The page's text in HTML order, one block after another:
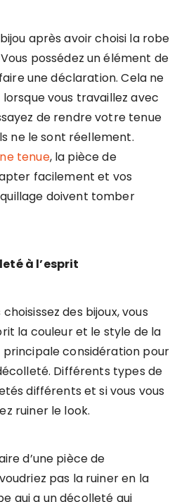
après avoir choisi la robe
possédez un élément de
une déclaration. Cela ne
vous travaillez avec
de rendre votre tenue
ne le sont réellement.
tenue, la pièce de
facilement et vos
doivent tomber
à l’esprit
des bijoux, vous
la couleur et le style de la
principale considération pour
Différents types de
différents et si vous vous
ruiner le look.
d’une pièce de
pas la ruiner en la
qui a un décolleté qui